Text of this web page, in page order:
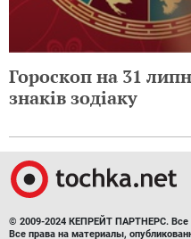
Гороскоп на 31
знаків зодіаку
© 2009-2024 КЕПРЕЙТ ПАРТНЕРС.
Все права на материалы,